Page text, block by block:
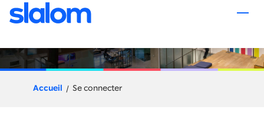
Processus de candidature
Accueil Se connecter